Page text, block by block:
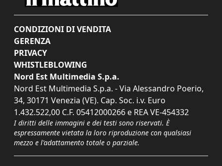
CONDIZIONI DI VENDITA
GERENZA
PRIVACY
WHISTLEBLOWING
Nord Est Multimedia S.p.a.
Nord Est Multimedia S.p.a. - Via Alessandro Poerio,
34, 30171 Venezia (VE). Cap. Soc. i.v. Euro
1.432.522,00 C.F. 05412000266 e REA VE-454332
I diritti delle immagini e dei testi sono riservati. È
espressamente vietata la loro riproduzione con qualsiasi
mezzo e l'adattamento totale o parziale.